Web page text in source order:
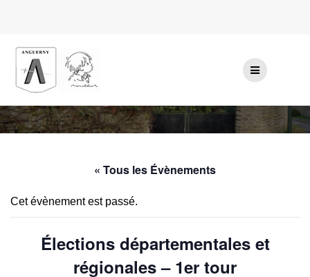
« Tous les Évènements
Cet évènement est passé.
Élections départementales et
régionales – 1er tour